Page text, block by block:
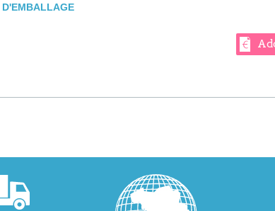
D'EMBALLAGE